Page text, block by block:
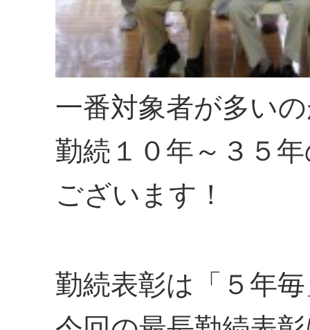
一番対象者が多い
勤続１０年～３５
ございます！
勤続表彰は「５年